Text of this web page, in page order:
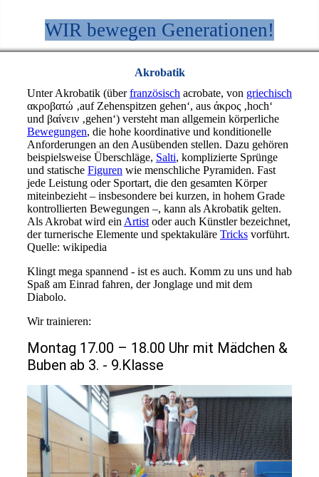
WIR bewegen Generationen!
Akrobatik
Unter Akrobatik (überfranzösisch acrobate, von griechisch
ακροβατώ ‚auf Zehenspitzen gehen‘, aus άκρος ‚hoch‘
und βαίνειν ‚gehen‘) versteht man allgemein körperliche
Bewegungen, die hohe koordinative und konditionelle
Anforderungen an den Ausübenden stellen. Dazu gehören
beispielsweise Überschläge, Salti, komplizierte Sprünge
und statische Figuren wie menschliche Pyramiden. Fast
jede Leistung oder Sportart, die den gesamten Körper
miteinbezieht – insbesondere bei kurzen, in hohem Grade
kontrollierten Bewegungen –, kann als Akrobatik gelten.
Als Akrobat wird ein Artistoder auch Künstler bezeichnet,
der turnerische Elemente und spektakuläre Tricksvorführt.
Quelle: wikipedia
Klingt mega spannend - ist es auch. Komm zu uns und hab
Spaß am Einrad fahren, der Jonglage und mit dem
Diabolo.
Wir trainieren:
Montag 17.00 – 18.00 Uhr mit Mädchen &
Buben ab 3. - 9.Klasse